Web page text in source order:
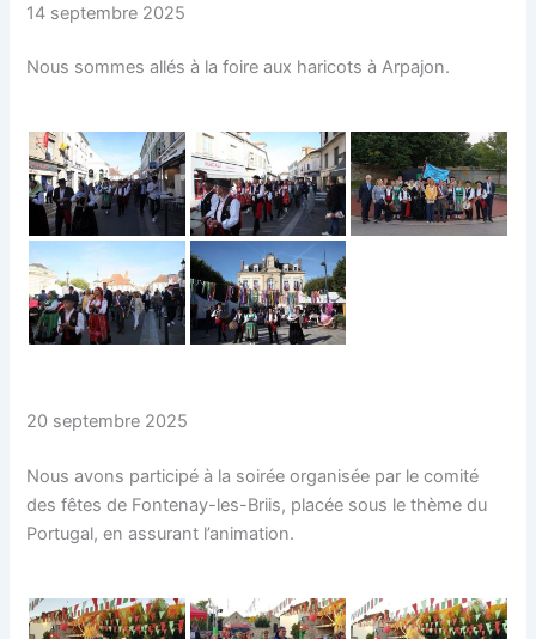
14 septembre 2025
Nous sommes allés à la foire aux haricots à Arpajon.
20 septembre 2025
Nous avons participé à la soirée organisée par le comité
des fêtes de Fontenay-les-Briis, placée sous le thème du
Portugal, en assurant l’animation.